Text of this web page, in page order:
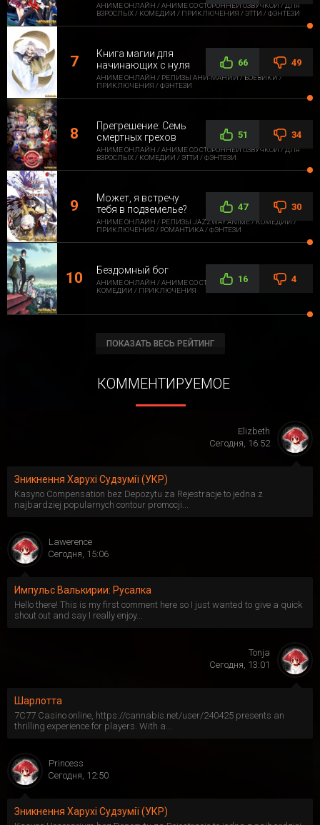
АНИМЕ ОНЛАЙН / АНИМЕ СО СТОРОННЕЙ ОЗВУЧКОЙ / ДЛЯ
ВЗРОСЛЫХ / КОМЕДИИ / ПРИКЛЮЧЕНИЯ / ЭТТИ / ФЭНТЕЗИ
Книга магии для
начинающих с нуля
АНИМЕ ОНЛАЙН / РЕЛИЗЫ АНИ-МАНИИ / БОЕВИКИ /
ПРИКЛЮЧЕНИЯ / ФЭНТЕЗИ
66 49
Прегрешение: Семь
смертных грехов
АНИМЕ ОНЛАЙН / АНИМЕ СО СТОРОННЕЙ ОЗВУЧКОЙ / ДЛЯ
ВЗРОСЛЫХ / КОМЕДИИ / ЭТТИ / ФЭНТЕЗИ
51 34
Может, я встречу
тебя в подземелье?
АНИМЕ ОНЛАЙН / РЕЛИЗЫ JAZZWAY ANIME / КОМЕДИИ /
ПРИКЛЮЧЕНИЯ / РОМАНТИКА / ФЭНТЕЗИ
47 30
Бездомный бог
АНИМЕ ОНЛАЙН / АНИМЕ СО СТОРОННЕЙ ОЗВУЧКОЙ /
КОМЕДИИ / ПРИКЛЮЧЕНИЯ
16 4
ПОКАЗАТЬ ВЕСЬ РЕЙТИНГ
КОММЕНТИРУЕМОЕ
Зникнення Харухі Судзумії (УКР)
Kasyno Compensation bez Depozytu za Rejestracje to jedna z
najbardziej popularnych contour promocji...
Elizbeth
Сегодня, 16:52
Импульс Валькирии: Русалка
Hello there! This is my first comment here so I just wanted to give a quick
shout out and say I really enjoy...
Lawerence
Сегодня, 15:06
Шарлотта
7C77 Casino online, https://cannabis.net/user/240425 presents an
thrilling experience for players. With a...
Tonja
Сегодня, 13:01
Зникнення Харухі Судзумії (УКР)
Princess
Сегодня, 12:50